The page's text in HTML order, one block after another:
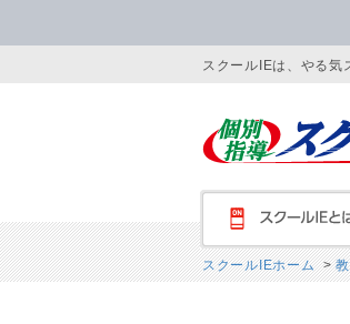
スクールIEは、やる気
スクールIEとは
スクールIEホーム>教